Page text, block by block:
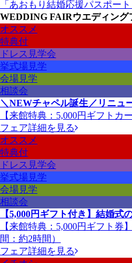
「あおもり結婚応援パスポー
WEDDING FAIRウエディング
オススメ
特典付
ドレス見学会
挙式場見学
会場見学
相談会
＼NEWチャペル誕生／リニュ
【来館特典：5,000円ギフト
フェア詳細を見る
オススメ
特典付
ドレス見学会
挙式場見学
会場見学
相談会
【5,000円ギフト付き】結婚式
【来館特典：5,000円ギフト
間：約2時間）
フェア詳細を見る